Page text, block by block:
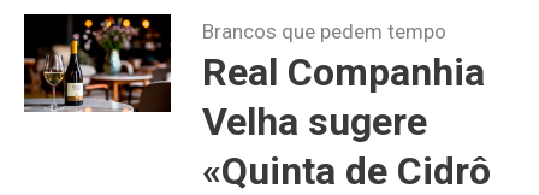
Brancos que pedem tempo
Real Companhia
Velha sugere
«Quinta de Cidrô